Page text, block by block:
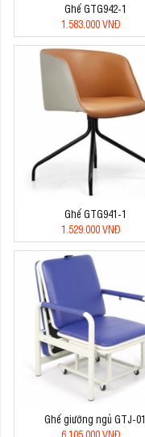
Ghế GTG942-1
1.583.000 VNĐ
Ghế GTG941-1
1.529.000 VNĐ
Ghế giường ngủ GTJ-01
6.105.000 VNĐ